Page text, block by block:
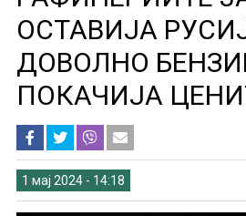
ОСТАВИЈА
ДОВОЛНО
ПОКАЧИЈА
1 мај 2024 - 14:18